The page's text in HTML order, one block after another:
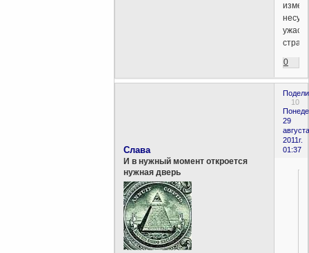
ужас,
0
10
29
2011г.
01:37
Слава
И в нужный момент откроется
нужная дверь